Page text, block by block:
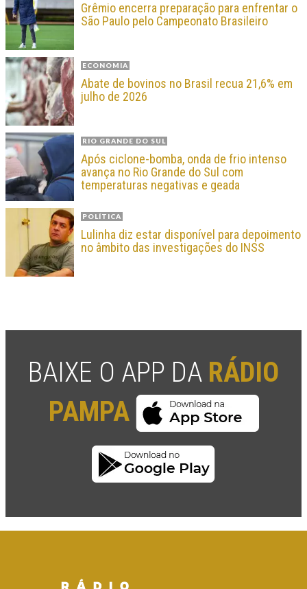
Grêmio encerra preparação para enfrentar o
São Paulo pelo Campeonato Brasileiro
ECONOMIA
Abate de bovinos no Brasil recua 21,6% em
julho de 2026
RIO GRANDE DO SUL
Após ciclone-bomba, onda de frio intenso
avança no Rio Grande do Sul com
temperaturas negativas e geada
POLÍTICA
Lulinha diz estar disponível para depoimento
no âmbito das investigações do INSS
BAIXE O APP DA RÁDIO
PAMPA